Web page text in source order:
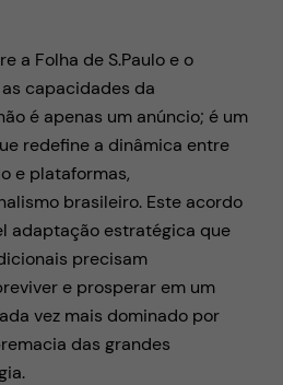
a Folha de S.Paulo e o
capacidades da
é apenas um anúncio; é um
redefine a dinâmica entre
e plataformas,
brasileiro. Este acordo
adaptação estratégica que
precisam
e prosperar em um
vez mais dominado por
das grandes